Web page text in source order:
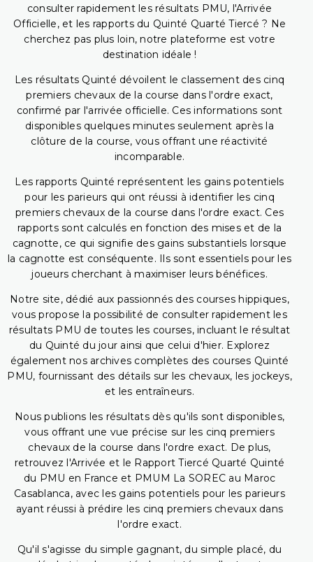
consulter rapidement les résultats PMU, l'Arrivée
Officielle, et les rapports du Quinté Quarté Tiercé ? Ne
cherchez pas plus loin, notre plateforme est votre
destination idéale !
Les résultats Quinté dévoilent le classement des cinq
premiers chevaux de la course dans l'ordre exact,
confirmé par l'arrivée officielle. Ces informations sont
disponibles quelques minutes seulement après la
clôture de la course, vous offrant une réactivité
incomparable.
Les rapports Quinté représentent les gains potentiels
pour les parieurs qui ont réussi à identifier les cinq
premiers chevaux de la course dans l'ordre exact. Ces
rapports sont calculés en fonction des mises et de la
cagnotte, ce qui signifie des gains substantiels lorsque
la cagnotte est conséquente. Ils sont essentiels pour les
joueurs cherchant à maximiser leurs bénéfices.
Notre site, dédié aux passionnés des courses hippiques,
vous propose la possibilité de consulter rapidement les
résultats PMU de toutes les courses, incluant le résultat
du Quinté du jour ainsi que celui d'hier. Explorez
également nos archives complètes des courses Quinté
PMU, fournissant des détails sur les chevaux, les jockeys,
et les entraîneurs.
Nous publions les résultats dès qu'ils sont disponibles,
vous offrant une vue précise sur les cinq premiers
chevaux de la course dans l'ordre exact. De plus,
retrouvez l'Arrivée et le Rapport Tiercé Quarté Quinté
du PMU en France et PMUM La SOREC au Maroc
Casablanca, avec les gains potentiels pour les parieurs
ayant réussi à prédire les cinq premiers chevaux dans
l'ordre exact.
Qu'il s'agisse du simple gagnant, du simple placé, du